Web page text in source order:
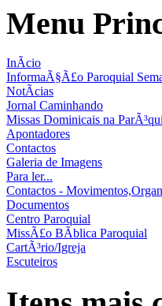
Menu
InÃ­cio
InformaÃ§Ã£o Paroquial
NotÃ­cias
Jornal Caminhando
Missas Dominicais na
Apontadores
Contactos
Galeria de Imagens
Para ler...
Contactos -
Documentos
Centro Paroquial
MissÃ£o BÃ­blica Paroquial
CartÃ³rio/Igreja
Escuteiros